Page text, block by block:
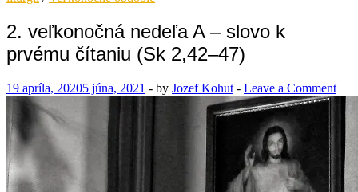
2. veľkonočná nedeľa A – slovo k
prvému čítaniu (Sk 2,42–47)
19 apríla, 20205 júna, 2021 - by Jozef Kohut - Leave a Comment